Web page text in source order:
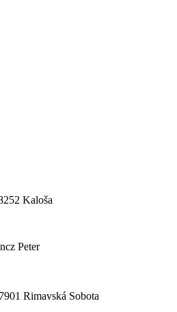
Kaloša
Peter
Rimavská Sobota